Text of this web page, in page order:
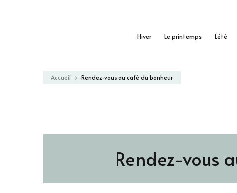
Hiver Le printemps L’été
Accueil Rendez-vous au café du bonheur
Rendez-vous